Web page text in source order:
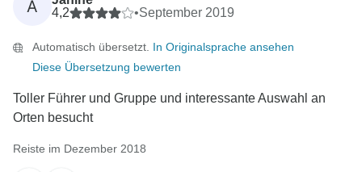
A
4,2
•September 2019
Automatisch übersetzt. In Originalsprache ansehen
Diese Übersetzung bewerten
Toller Führer und Gruppe und interessante Auswahl an
Orten besucht
Reiste im Dezember 2018